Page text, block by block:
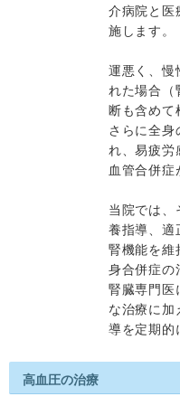
介病院と医
施します。
運悪く、慢
れた場合（
断も含めて
さらに全身
れ、易疲労
血管合併症
当院では、
養指導、適
腎機能を維
身合併症の
腎臓専門医
な治療に加
導を定期的
高血圧の治療